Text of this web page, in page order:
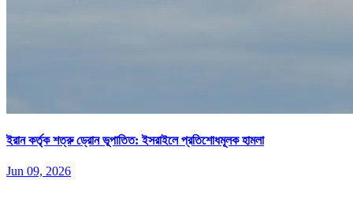
ইরান কর্তৃক শত্রু ড্রোন ভূপাতিত: ইসরাইলে প্রতিশোধমূলক হামলা
Jun 09, 2026